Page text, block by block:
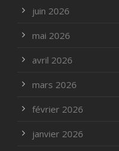
juin 2026
mai 2026
avril 2026
mars 2026
février 2026
janvier 2026